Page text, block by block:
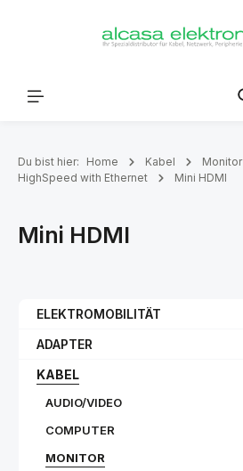
Du bist hier: Home Kabel Monitor
HighSpeed with Ethernet
Mini HDMI
Mini HDMI
ELEKTROMOBILITÄT
ADAPTER
KABEL
AUDIO/VIDEO
COMPUTER
MONITOR